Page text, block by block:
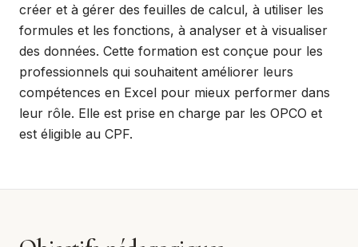
créer et à gérer des feuilles de calcul, à utiliser les
formules et les fonctions, à analyser et à visualiser
des données. Cette formation est conçue pour les
professionnels qui souhaitent améliorer leurs
compétences en Excel pour mieux performer dans
leur rôle. Elle est prise en charge par les OPCO et
est éligible au CPF.